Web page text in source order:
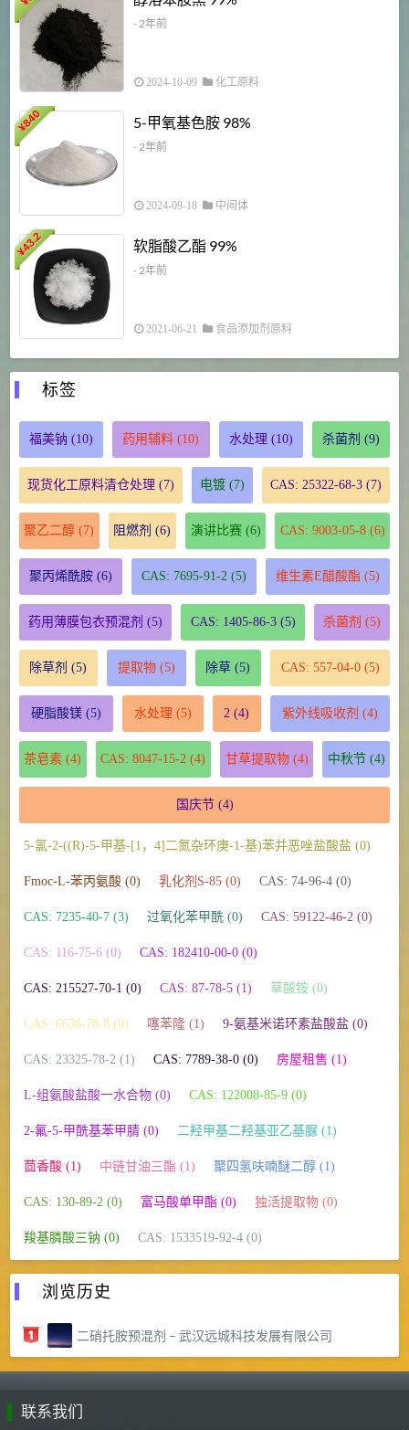
- 2年前
2024-10-09 化工原料
¥
840 5-甲氧基色胺 98%
- 2年前
2024-09-18 中间体
¥
43.2 软脂酸乙酯 99%
- 2年前
2021-06-21 食品添加剂原料
标签
福美钠 (10) 药用辅料 (10) 水处理 (10) 杀菌剂 (9)
现货化工原料清仓处理 (7) 电镀 (7) CAS: 25322-68-3 (7)
聚乙二醇 (7) 阻燃剂 (6) 演讲比赛(6) CAS: 9003-05-8(6)
聚丙烯酰胺(6) CAS: 7695-91-2 (5) 维生素E醋酸酯 (5)
药用薄膜包衣预混剂 (5) CAS: 1405-86-3(5) 杀菌剂 (5)
除草剂 (5) 提取物(5) 除草 (5) CAS: 557-04-0(5)
硬脂酸镁(5) 水处理 (5) 2 (4) 紫外线吸收剂 (4)
茶皂素 (4) CAS: 8047-15-2 (4) 甘草提取物(4) 中秋节(4)
国庆节(4)
5-氯-2-((R)-5-甲基-[1，4]二氮杂环庚-1-基)苯并恶唑盐酸盐 (0)
Fmoc-L-苯丙氨酸 (0) 乳化剂S-85 (0) CAS: 74-96-4 (0)
CAS: 7235-40-7 (3) 过氧化苯甲酰 (0) CAS: 59122-46-2 (0)
CAS: 116-75-6 (0) CAS: 182410-00-0 (0)
CAS: 215527-70-1 (0) CAS: 87-78-5 (1) 草酸铵 (0)
CAS: 6636-78-8 (0) 噻苯隆 (1) 9-氨基米诺环素盐酸盐 (0)
CAS: 23325-78-2 (1) CAS: 7789-38-0 (0) 房屋租售 (1)
L-组氨酸盐酸一水合物 (0) CAS: 122008-85-9 (0)
2-氟-5-甲酰基苯甲腈 (0) 二羟甲基二羟基亚乙基脲 (1)
茴香酸 (1) 中链甘油三酯 (1) 聚四氢呋喃醚二醇 (1)
CAS: 130-89-2 (0) 富马酸单甲酯 (0) 独活提取物 (0)
羧基膦酸三钠 (0) CAS: 1533519-92-4 (0)
浏览历史
二硝托胺预混剂 – 武汉远城科技发展有限公司
联系我们